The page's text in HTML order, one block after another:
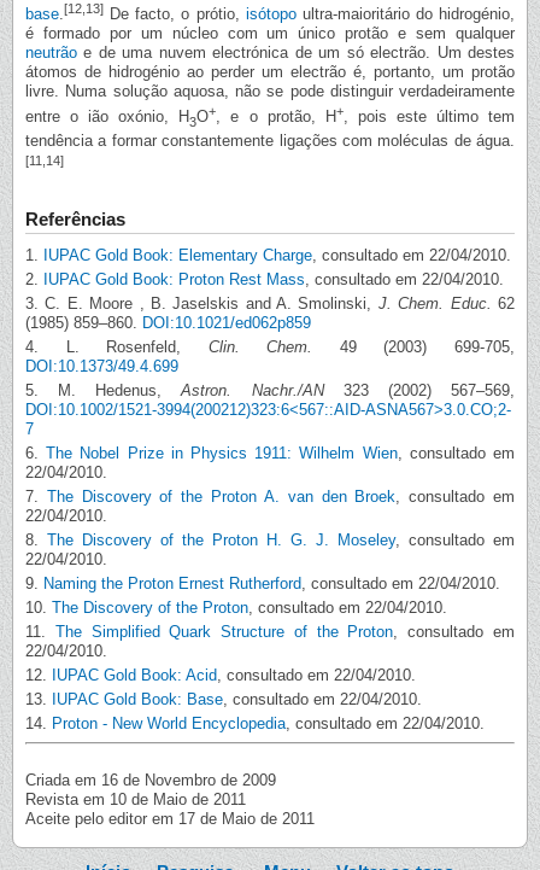
base.[12,13] De facto, o prótio, isótopoultra-maioritário do hidrogénio,
é formado por um núcleo com um único protão e sem qualquer
neutrão e de uma nuvem electrónica de um só electrão. Um destes
átomos de hidrogénio ao perder um electrão é, portanto, um protão
livre. Numa solução aquosa, não se pode distinguir verdadeiramente
entre o ião oxónio, H3O+, e o protão, H+, pois este último tem
tendência a formar constantemente ligações com moléculas de água.
[11,14]
Referências
1. IUPAC Gold Book: Elementary Charge , consultado em 22/04/2010.
2.
IUPAC Gold Book: Proton Rest Mass , consultado em 22/04/2010.
3. C. E. Moore , B. Jaselskis and A. Smolinski, J. Chem. Educ. 62
(1985) 859–860.
DOI:10.1021/ed062p859
4. L. Rosenfeld, Clin. Chem.
49 (2003) 699-705,
DOI:10.1373/49.4.699
5. M. Hedenus,Astron. Nachr./AN323 (2002) 567–569,
DOI:10.1002/1521-3994(200212)323:6<567::AID-ASNA567>3.0.CO;2-
7
6.The Nobel Prize in Physics 1911: Wilhelm Wien, consultado em
22/04/2010.
7. The Discovery of the Proton A. van den Broek, consultado em
22/04/2010.
8. The Discovery of the Proton H. G. J. Moseley, consultado em
22/04/2010.
9. Naming the Proton Ernest Rutherford, consultado em 22/04/2010.
10. The Discovery of the Proton, consultado em 22/04/2010.
11. The Simplified Quark Structure of the Proton, consultado em
22/04/2010.
12.
IUPAC Gold Book: Acid, consultado em 22/04/2010.
13.
IUPAC Gold Book: Base, consultado em 22/04/2010.
14. Proton - New World Encyclopedia, consultado em 22/04/2010.
Criada em 16 de Novembro de 2009
Revista em 10 de Maio de 2011
Aceite pelo editor em 17 de Maio de 2011